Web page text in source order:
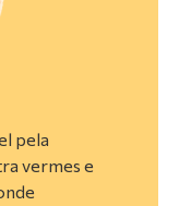
pela
vermes e